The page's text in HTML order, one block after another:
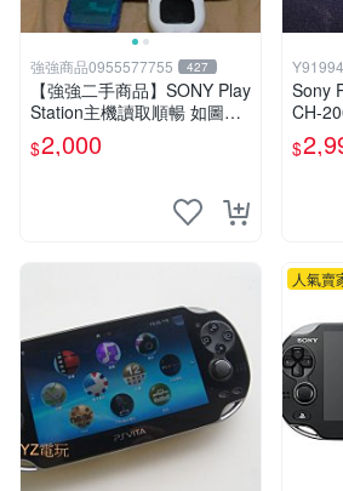
強強商品0955577755 427
【強強二手商品】SONY Play
Station主機讀取順暢 如圖全
部 ! 外觀完整乾淨
$2,000
Sony
CH-
暗 可
$
人氣賣